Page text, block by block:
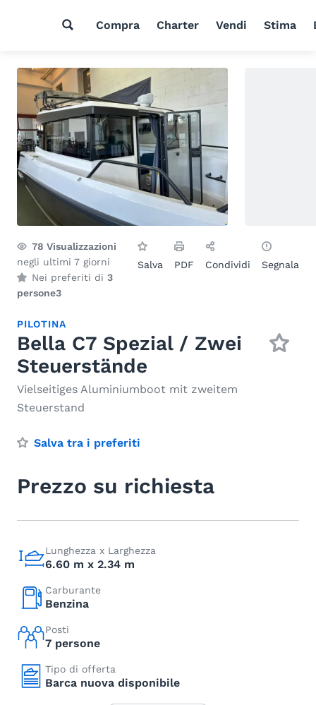
Compra Charter Vendi Stima
78 Visualizzazioni
negli ultimi 7 giorni
Nei preferiti di 3
persone3
Salva PDF Condividi Segnala
PILOTINA
Bella C7 Spezial / Zwei
Steuerstände
Vielseitiges Aluminiumboot mit zweitem
Steuerstand
Salva tra i preferiti
Prezzo su richiesta
Lunghezza x Larghezza
6.60 m x 2.34 m
Carburante
Benzina
Posti
7 persone
Tipo di offerta
Barca nuova disponibile